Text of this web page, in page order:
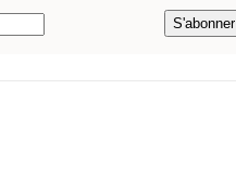
S'abonner
S'abonner